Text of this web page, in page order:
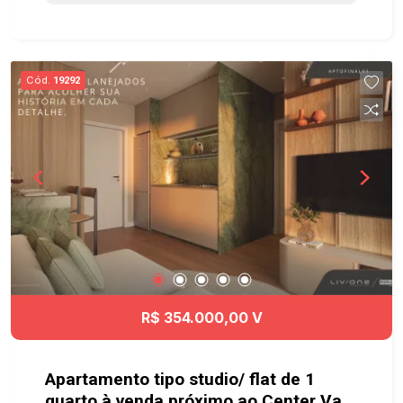
Localizado no novo e mais valorizado lado de
Caçapava, o Santa Monica tem fácil acesso à
Dutra e a Rodovia Carvalho Pinto, além de ficar
próximo à clínica médica, supermercado e posto
de gasolina. Ainda, conta com um Mall com 7
lojas para sua comodidade. Agende já sua visita!!
#imobiliaria #geraçãoimóveis #terrenovenda
#terrenovendaCaçapava #Caçapava
Cód. 19292
R$ 354.000,00 V
Apartamento tipo studio/ flat de 1